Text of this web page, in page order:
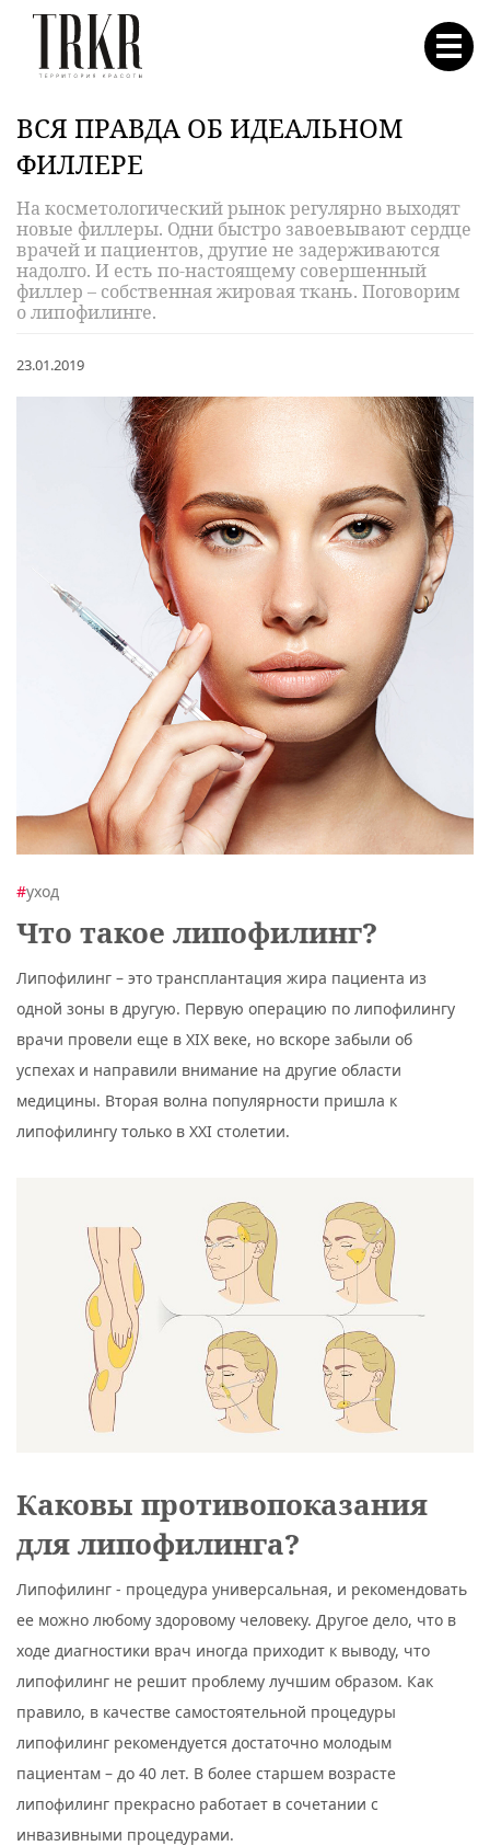
ВСЯ ПРАВДА ОБ ИДЕАЛЬНОМ
ФИЛЛЕРЕ
На косметологический рынок регулярно выходят
новые филлеры. Одни быстро завоевывают сердце
врачей и пациентов, другие не задерживаются
надолго. И есть по-настоящему совершенный
филлер – собственная жировая ткань. Поговорим
о липофилинге.
23.01.2019
#уход
Что такое липофилинг?
Липофилинг – это трансплантация жира пациента из
одной зоны в другую. Первую операцию по липофилингу
врачи провели еще в XIX веке, но вскоре забыли об
успехах и направили внимание на другие области
медицины. Вторая волна популярности пришла к
липофилингу только в XXI столетии.
Каковы противопоказания
для липофилинга?
Липофилинг - процедура универсальная, и рекомендовать
ее можно любому здоровому человеку. Другое дело, что в
ходе диагностики врач иногда приходит к выводу, что
липофилинг не решит проблему лучшим образом. Как
правило, в качестве самостоятельной процедуры
липофилинг рекомендуется достаточно молодым
пациентам – до 40 лет. В более старшем возрасте
липофилинг прекрасно работает в сочетании с
инвазивными процедурами.